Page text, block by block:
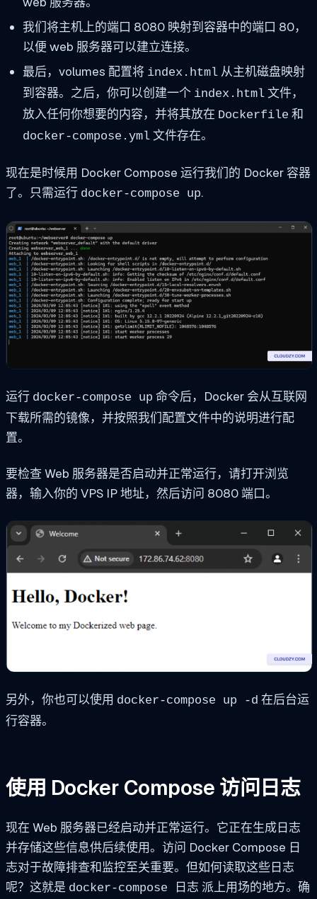
我们将主机上的端口 8080 映射到容器中的端口 80，
以便 web 服务器可以建立连接。
最后，volumes 配置将 index.html从主机磁盘映射
到容器。之后，你可以创建一个 index.html文件，
放入任何你想要的内容，并将其放在 Dockerfile 和
docker-compose.yml文件存在。
现在是时候用 Docker Compose 运行我们的 Docker 容器
了。只需运行 docker-compose up.
运行 docker-compose up 命令后，Docker 会从互联网
下载所需的镜像，并按照我们配置文件中的说明进行配
置。
要检查 Web 服务器是否启动并正常运行，请打开浏览
器，输入你的 VPS IP 地址，然后访问 8080 端口。
另外，你也可以使用 docker-compose up -d 在后台运
行容器。
使用 Docker Compose 访问日志
现在 Web 服务器已经启动并正常运行。它正在生成日志
并存储这些信息供后续使用。访问 Docker Compose 日
志对于故障排查和监控至关重要。但如何读取这些日志
呢？这就是 docker-compose 日志 派上用场的地方。确